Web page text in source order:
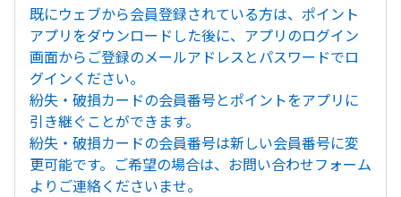
既にウェブから会員登録されている方は、ポイント
アプリをダウンロードした後に、アプリのログイン
画面からご登録のメールアドレスとパスワードでロ
グインください。
紛失・破損カードの会員番号とポイントをアプリに
引き継ぐことができます。
紛失・破損カードの会員番号は新しい会員番号に変
更可能です。ご希望の場合は、お問い合わせフォーム
よりご連絡くださいませ。